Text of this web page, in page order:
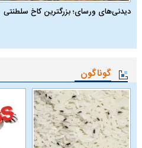
دیدنی‌های ورسای؛ بزرگترین کاخ سلطنتی
گوناگون
عکس| ماجرای کشف جسد ناشناس که